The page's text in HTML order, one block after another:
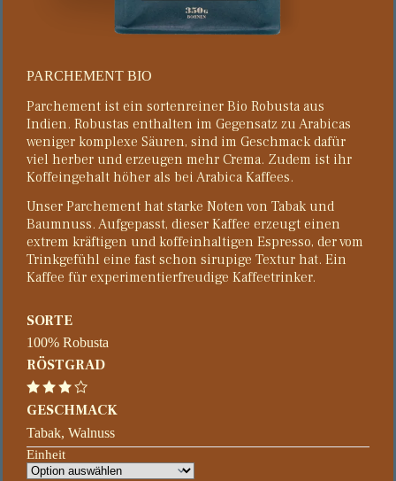
PAR­CHE­MENT BIO
Parchement ist ein sortenreiner Bio Robusta aus
Indien. Robustas enthalten im Gegensatz zu Arabicas
weniger komplexe Säuren, sind im Geschmack dafür
viel herber und erzeugen mehr Crema. Zudem ist ihr
Koffeingehalt höher als bei Arabica Kaffees.
Unser Parchement hat starke Noten von Tabak und
Baumnuss. Aufgepasst, dieser Kaffee erzeugt einen
extrem kräftigen und koffeinhaltigen Espresso, der vom
Trinkgefühl eine fast schon sirupige Textur hat. Ein
Kaffee für experimentierfreudige Kaffeetrinker.
SORTE
100% Robusta
RÖSTGRAD
GESCHMACK
Tabak, Walnuss
Einheit